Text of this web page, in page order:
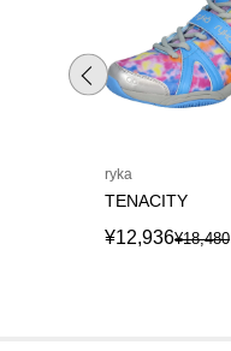
ryka
TENACITY
¥12,936¥18,480